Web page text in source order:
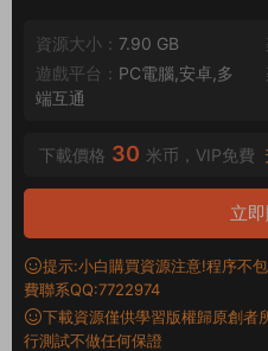
資源大小： 7.90 GB
遊戲平台： PC電腦,安卓,多
端互通
下載價格 30 米币，VIP免費
立
提示:小白購買資源注意!程序不
費聯系QQ:7722974
下載資源僅供學習版權歸原創者
行測試不做任何保證